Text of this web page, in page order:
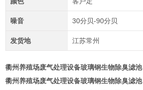
噪音 30分贝-90分贝
发货地 江苏常州
衢州养殖场废气处理设备玻璃钢生物除臭滤池
衢州养殖场废气处理设备玻璃钢生物除臭滤池